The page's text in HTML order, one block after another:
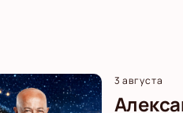
3 августа